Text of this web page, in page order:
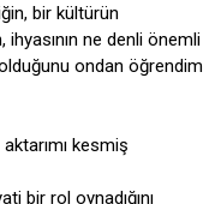
bir kültürün
ihyasının ne denli önemli
ondan öğrendim
kesmiş
bir rol oynadığını